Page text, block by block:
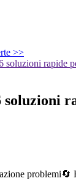
>>
soluzioni rapide
problemi🔄